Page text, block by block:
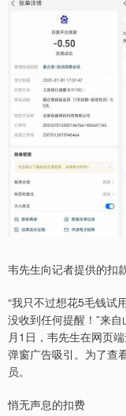
韦先生向记者提供的扣
“我只不过想花5毛钱试
没收到任何提醒！”来
月1日，韦先生在网页
弹窗广告吸引。为了查
员。
悄无声息的扣费